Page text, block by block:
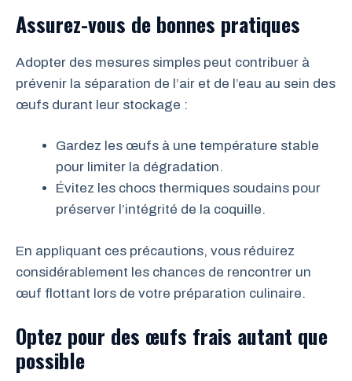
Assurez-vous de bonnes pratiques
Adopter des mesures simples peut contribuer à
prévenir la séparation de l’air et de l’eau au sein des
œufs durant leur stockage :
Gardez les œufs à une température stable
pour limiter la dégradation.
Évitez les chocs thermiques soudains pour
préserver l’intégrité de la coquille.
En appliquant ces précautions, vous réduirez
considérablement les chances de rencontrer un
œuf flottant lors de votre préparation culinaire.
Optez pour des œufs frais autant que
possible